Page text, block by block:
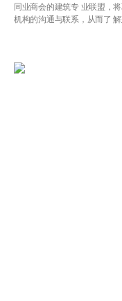
同业商会的建筑专 业联盟，
机构的沟通与联系，从而了